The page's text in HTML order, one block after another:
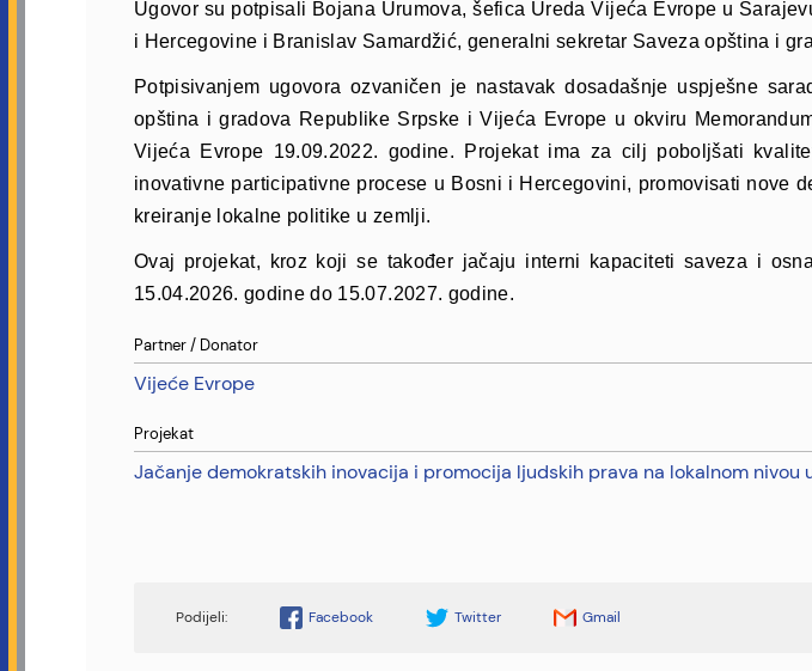
Ugovor su potpisali Bojana Urumova, šefica Ureda Vijeća Evrope u
i Hercegovine i Branislav Samardžić, generalni sekretar Saveza opština i
Potpisivanjem ugovora ozvaničen je nastavak dosadašnje uspješne
opština i gradova Republike Srpske i Vijeća Evrope u okviru
Vijeća Evrope 19.09.2022. godine.
Projekat ima za cilj poboljšati
inovativne participativne procese u Bosni i Hercegovini, promovisati nove
kreiranje lokalne politike u zemlji.
Ovaj projekat, kroz koji se također jačaju interni kapaciteti saveza i
15.04.2026. godine do 15.07.2027. godine.
Partner / Donator
Vijeće Evrope
Projekat
Jačanje demokratskih inovacija i promocija ljudskih prava na lokalnom nivou
Facebook Twitter Gmail